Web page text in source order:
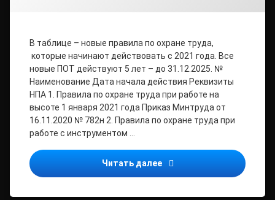
В таблице – новые правила по охране труда,
которые начинают действовать с 2021 года. Все
новые ПОТ действуют 5 лет – до 31.12.2025. №
Наименование Дата начала действия Реквизиты
НПА 1. Правила по охране труда при работе на
высоте 1 января 2021 года Приказ Минтруда от
16.11.2020 № 782н 2. Правила по охране труда при
работе с инструментом …
Читать далее Правила по охране труда